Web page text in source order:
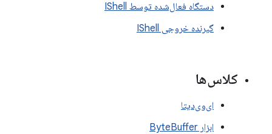
دستگاه فعال‌شده توسط IShell
گیرنده خروجی IShell
کلاس‌ها
ای‌وی‌دیتا
ابزار ByteBuffer